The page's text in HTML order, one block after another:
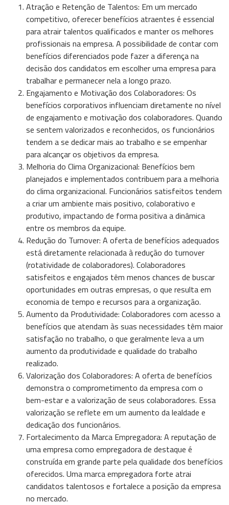
Atração e Retenção de Talentos: Em um mercado
competitivo, oferecer benefícios atraentes é essencial
para atrair talentos qualificados e manter os melhores
profissionais na empresa. A possibilidade de contar com
benefícios diferenciados pode fazer a diferença na
decisão dos candidatos em escolher uma empresa para
trabalhar e permanecer nela a longo prazo.
Engajamento e Motivação dos Colaboradores: Os
benefícios corporativos influenciam diretamente no nível
de engajamento e motivação dos colaboradores. Quando
se sentem valorizados e reconhecidos, os funcionários
tendem a se dedicar mais ao trabalho e se empenhar
para alcançar os objetivos da empresa.
Melhoria do Clima Organizacional: Benefícios bem
planejados e implementados contribuem para a melhoria
do clima organizacional. Funcionários satisfeitos tendem
a criar um ambiente mais positivo, colaborativo e
produtivo, impactando de forma positiva a dinâmica
entre os membros da equipe.
Redução do Turnover: A oferta de benefícios adequados
está diretamente relacionada à redução do turnover
(rotatividade de colaboradores). Colaboradores
satisfeitos e engajados têm menos chances de buscar
oportunidades em outras empresas, o que resulta em
economia de tempo e recursos para a organização.
Aumento da Produtividade: Colaboradores com acesso a
benefícios que atendam às suas necessidades têm maior
satisfação no trabalho, o que geralmente leva a um
aumento da produtividade e qualidade do trabalho
realizado.
Valorização dos Colaboradores: A oferta de benefícios
demonstra o comprometimento da empresa com o
bem-estar e a valorização de seus colaboradores. Essa
valorização se reflete em um aumento da lealdade e
dedicação dos funcionários.
Fortalecimento da Marca Empregadora: A reputação de
uma empresa como empregadora de destaque é
construída em grande parte pela qualidade dos benefícios
oferecidos. Uma marca empregadora forte atrai
candidatos talentosos e fortalece a posição da empresa
no mercado.